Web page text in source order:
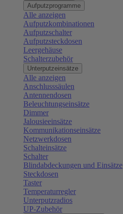
Aufputzprogramme
Alle anzeigen
Aufputzkombinationen
Aufputzschalter
Aufputzsteckdosen
Leergehäuse
Schalterzubehör
Unterputzeinsätze
Alle anzeigen
Anschlusssäulen
Antennendosen
Beleuchtungseinsätze
Dimmer
Jalousieeinsätze
Kommunikationseinsätze
Netzwerkdosen
Schalteinsätze
Schalter
Blindabdeckungen und Einsätze
Steckdosen
Taster
Temperaturregler
Unterputzradios
UP-Zubehör